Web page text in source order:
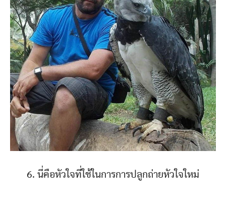
6. นี่คือหัวใจที่ใช้ในการการปลูกถ่ายหัวใจใหม่